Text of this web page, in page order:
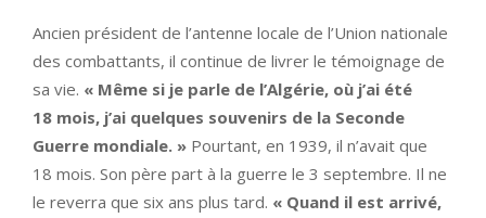
Ancien président de l’antenne locale de l’Union nationale
des combattants, il continue de livrer le témoignage de
sa vie. « Même si je parle de l’Algérie, où j’ai été
18 mois, j’ai quelques souvenirs de la Seconde
Guerre mondiale. » Pourtant, en 1939, il n’avait que
18 mois. Son père part à la guerre le 3 septembre. Il ne
le reverra que six ans plus tard. « Quand il est arrivé,